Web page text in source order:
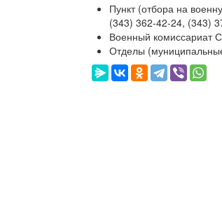
Пункт (отбора на
(343) 362-42-24, (343)
Военный комиссариат
Отделы